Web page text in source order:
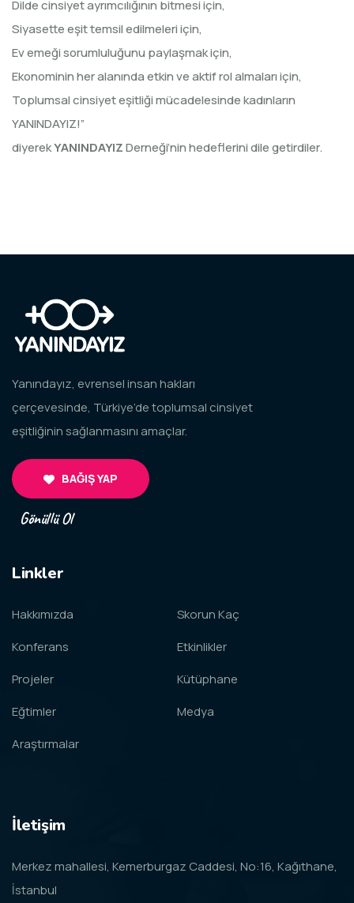
Dilde cinsiyet ayrımcılığının bitmesi için,
Siyasette eşit temsil edilmeleri için,
Ev emeği sorumluluğunu paylaşmak için,
Ekonominin her alanında etkin ve aktif rol almaları için,
Toplumsal cinsiyet eşitliği mücadelesinde kadınların
YANINDAYIZ!”
diyerekYANINDAYIZDerneği’nin hedeflerini dile getirdiler.
Yanındayız, evrensel insan hakları
çerçevesinde, Türkiye’de toplumsal cinsiyet
eşitliğinin sağlanmasını amaçlar.
BAĞIŞ YAP
Gönüllü Ol
Linkler
Hakkımızda
Konferans
Projeler
Eğtimler
Araştırmalar
Skorun Kaç
Etkinlikler
Kütüphane
Medya
İletişim
Merkez mahallesi, Kemerburgaz Caddesi, No:16, Kağıthane,
İstanbul